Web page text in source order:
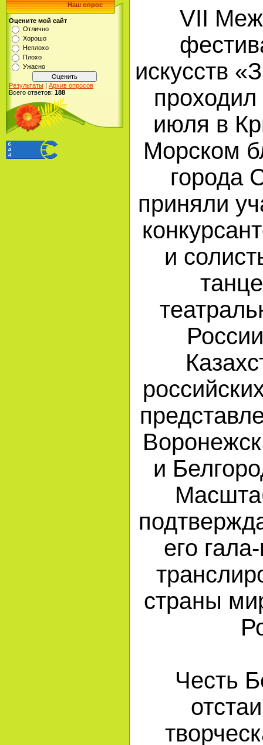
Наш опрос
Оцените мой сайт
Отлично
Хорошо
Неплохо
Плохо
Ужасно
Результаты | Архив опросов
Всего ответов: 188
VII
искусств
июля в
Морском
города
приняли
и
и
его
страны
Честь